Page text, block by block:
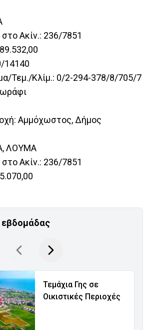
Ακίν.: 236/7851
14140
Τεμ./Κλίμ.: 0/2-294-378/8/705/7
Αμμόχωστος, Δήμος
ΛΟΥΜΑ
Ακίν.: 236/7851
εβδομάδας
Τεμάχια Γης σε
Οικιστικές Περιοχές